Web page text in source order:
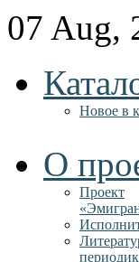
07 Aug,
Новое в
О
Проект